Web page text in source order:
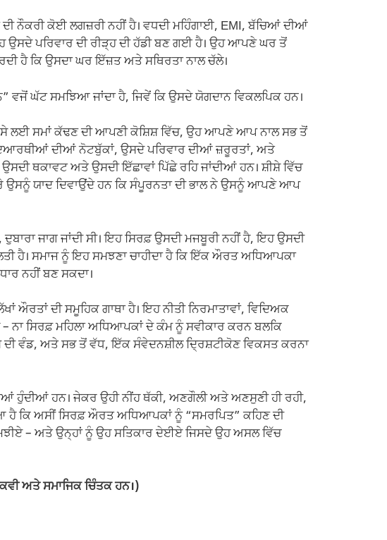
ਕੋਈ ਲਗਜ਼ਰੀ ਨਹੀਂ ਹੈ। ਵਧਦੀ ਮਹਿੰਗਾਈ, EMI, ਬੱਚਿਆਂ ਦੀਆਂ
ਉਸਦੇ ਪਰਿਵਾਰ ਦੀ ਰੀੜ੍ਹ ਦੀ ਹੱਡੀ ਬਣ ਗਈ ਹੈ। ਉਹ ਆਪਣੇ ਘਰ ਤੋਂ
ਹੈ ਕਿ ਉਸਦਾ ਘਰ ਇੱਜ਼ਤ ਅਤੇ ਸਥਿਰਤਾ ਨਾਲ ਚੱਲੇ।
ਘੱਟ ਸਮਝਿਆ ਜਾਂਦਾ ਹੈ, ਜਿਵੇਂ ਕਿ ਉਸਦੇ ਯੋਗਦਾਨ ਵਿਕਲਪਿਕ ਹਨ।
ਲਈ ਸਮਾਂ ਕੱਢਣ ਦੀ ਆਪਣੀ ਕੋਸ਼ਿਸ਼ ਵਿੱਚ, ਉਹ ਆਪਣੇ ਆਪ ਨਾਲ ਸਭ ਤੋਂ
ਦੀਆਂ ਨੋਟਬੁੱਕਾਂ, ਉਸਦੇ ਪਰਿਵਾਰ ਦੀਆਂ ਜ਼ਰੂਰਤਾਂ, ਅਤੇ
ਥਕਾਵਟ ਅਤੇ ਉਸਦੀ ਇੱਛਾਵਾਂ ਪਿੱਛੇ ਰਹਿ ਜਾਂਦੀਆਂ ਹਨ। ਸ਼ੀਸ਼ੇ ਵਿੱਚ
ਯਾਦ ਦਿਵਾਉਂਦੇ ਹਨ ਕਿ ਸੰਪੂਰਨਤਾ ਦੀ ਭਾਲ ਨੇ ਉਸਨੂੰ ਆਪਣੇ ਆਪ
ਜਾਗ ਜਾਂਦੀ ਸੀ। ਇਹ ਸਿਰਫ਼ ਉਸਦੀ ਮਜਬੂਰੀ ਨਹੀਂ ਹੈ, ਇਹ ਉਸਦੀ
ਹੈ। ਸਮਾਜ ਨੂੰ ਇਹ ਸਮਝਣਾ ਚਾਹੀਦਾ ਹੈ ਕਿ ਇੱਕ ਔਰਤ ਅਧਿਆਪਕਾ
ਨਹੀਂ ਬਣ ਸਕਦਾ।
ਦੀ ਸਮੂਹਿਕ ਗਾਥਾ ਹੈ। ਇਹ ਨੀਤੀ ਨਿਰਮਾਤਾਵਾਂ, ਵਿਦਿਅਕ
ਨਾ ਸਿਰਫ਼ ਮਹਿਲਾ ਅਧਿਆਪਕਾਂ ਦੇ ਕੰਮ ਨੂੰ ਸਵੀਕਾਰ ਕਰਨ ਬਲਕਿ
ਦੀ ਵੰਡ, ਅਤੇ ਸਭ ਤੋਂ ਵੱਧ, ਇੱਕ ਸੰਵੇਦਨਸ਼ੀਲ ਦ੍ਰਿਸ਼ਟੀਕੋਣ ਵਿਕਸਤ ਕਰਨਾ
ਹੁੰਦੀਆਂ ਹਨ। ਜੇਕਰ ਉਹੀ ਨੀਂਹ ਥੱਕੀ, ਅਣਗੌਲੀ ਅਤੇ ਅਣਸੁਣੀ ਹੀ ਰਹੀ,
ਹੈ ਕਿ ਅਸੀਂ ਸਿਰਫ਼ ਔਰਤ ਅਧਿਆਪਕਾਂ ਨੂੰ “ਸਮਰਪਿਤ” ਕਹਿਣ ਦੀ
– ਅਤੇ ਉਨ੍ਹਾਂ ਨੂੰ ਉਹ ਸਤਿਕਾਰ ਦੇਈਏ ਜਿਸਦੇ ਉਹ ਅਸਲ ਵਿੱਚ
ਅਤੇ ਸਮਾਜਿਕ ਚਿੰਤਕ ਹਨ।)